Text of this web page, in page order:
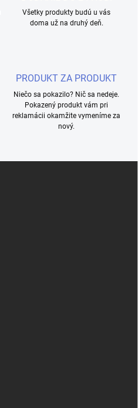
Všetky produkty budú u vás
doma už na druhý deň.
PRODUKT ZA PRODUKT
Niečo sa pokazilo? Nič sa nedeje.
Pokazený produkt vám pri
reklamácii okamžite vymeníme za
nový.